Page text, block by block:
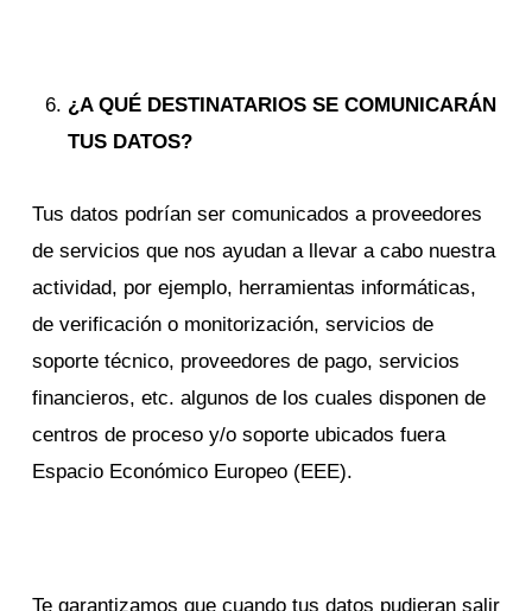
¿A QUÉ DESTINATARIOS SE COMUNICARÁN
TUS DATOS?
Tus datos podrían ser comunicados a proveedores
de servicios que nos ayudan a llevar a cabo nuestra
actividad, por ejemplo, herramientas informáticas,
de verificación o monitorización, servicios de
soporte técnico, proveedores de pago, servicios
financieros, etc. algunos de los cuales disponen de
centros de proceso y/o soporte ubicados fuera
Espacio Económico Europeo (EEE).
Te garantizamos que cuando tus datos pudieran salir